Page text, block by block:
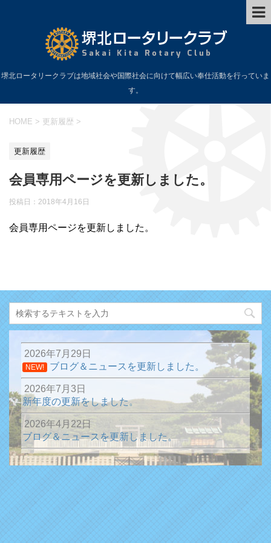
堺北ロータリークラブは地域社会や国際社会に向けて幅広い奉仕活動を行っていま
す。
HOME > 更新履歴 >
更新履歴
会員専用ページを更新しました。
投稿日： 2018年4月16日
会員専用ページを更新しました。
2026年7月29日
NEW! ブログ＆ニュースを更新しました。
2026年7月3日
新年度の更新をしました。
2026年4月22日
ブログ＆ニュースを更新しました。
2026年1月13日
ブログ＆ニュースを更新しました。
2025年12月31日
ブログ＆ニュースを更新しました。
2025年10月15日